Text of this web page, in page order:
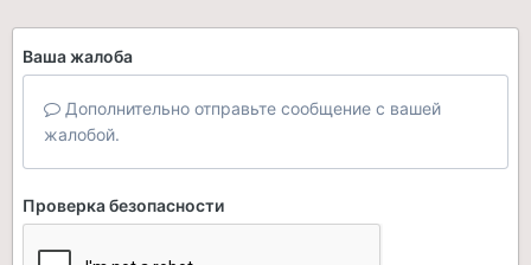
Ваша жалоба
Дополнительно отправьте сообщение с вашей
жалобой.
Проверка безопасности